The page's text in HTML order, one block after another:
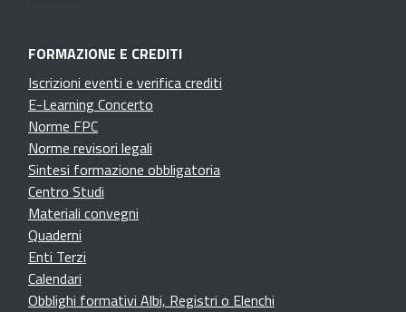
FORMAZIONE E CREDITI
Iscrizioni eventi e verifica crediti
E-Learning Concerto
Norme FPC
Norme revisori legali
Sintesi formazione obbligatoria
Centro Studi
Materiali convegni
Quaderni
Enti Terzi
Calendari
Obblighi formativi Albi, Registri o Elenchi